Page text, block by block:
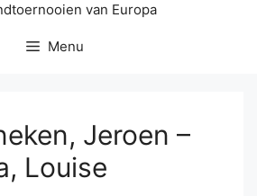
van Europa
Menu
Jeroen –
Louise